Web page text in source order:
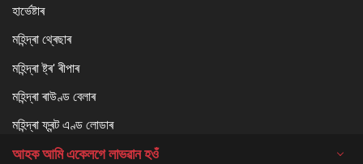
হাৰ্ভেষ্টাৰ
মহিন্দ্ৰা থ্ৰেছাৰ
মহিন্দ্ৰা ষ্ট্ৰ' ৰীপাৰ
মহিন্দ্ৰা ৰাউণ্ড বেলাৰ
মহিন্দ্ৰা ফ্ৰন্ট এণ্ড লোডাৰ
আহক আমি একেলগে লাভৱান হওঁ